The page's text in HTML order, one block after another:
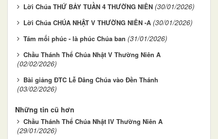
Lời Chúa THỨ BẢY TUẦN 4 THƯỜNG NIÊN (30/01/2026)
Lời Chúa CHÚA NHẬT V THƯỜNG NIÊN -A (30/01/2026)
Tám mối phúc - là phúc Chúa ban (31/01/2026)
Chầu Thánh Thể Chúa Nhật V Thường Niên A
(02/02/2026)
Bài giảng ĐTC Lễ Dâng Chúa vào Đền Thánh
(03/02/2026)
Những tin cũ hơn
Chầu Thánh Thể Chúa Nhật IV Thường Niên A
(29/01/2026)